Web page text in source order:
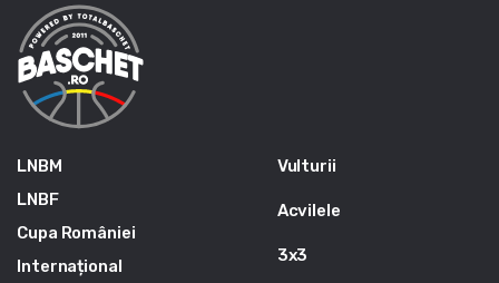
LNBM
LNBF
Cupa României
Internațional
Vulturii
Acvilele
3x3